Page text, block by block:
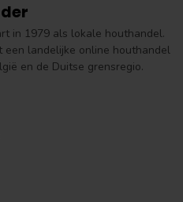
in 1979 als lokale houthandel.
een landelijke online houthandel
en de Duitse grensregio.